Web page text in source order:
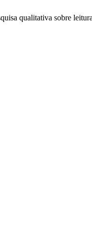
qualitativa sobre